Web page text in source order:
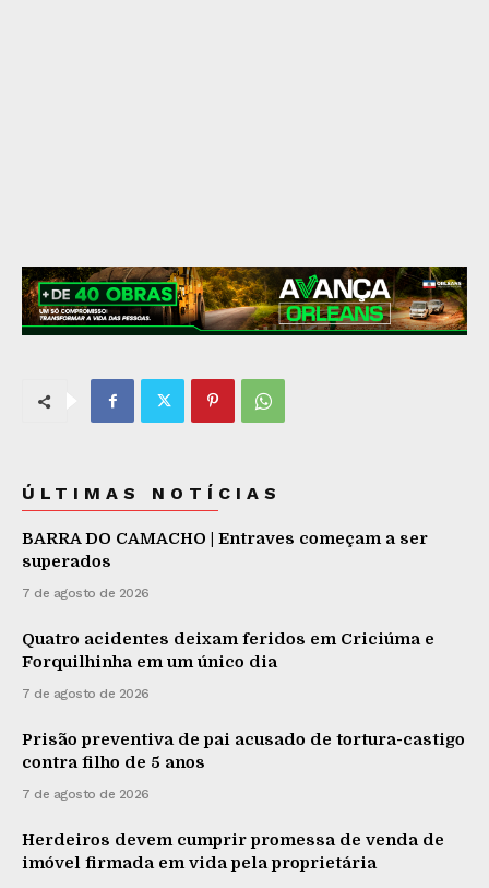
ÚLTIMAS NOTÍCIAS
BARRA DO CAMACHO | Entraves começam a ser
superados
7 de agosto de 2026
Quatro acidentes deixam feridos em Criciúma e
Forquilhinha em um único dia
7 de agosto de 2026
Prisão preventiva de pai acusado de tortura-castigo
contra filho de 5 anos
7 de agosto de 2026
Herdeiros devem cumprir promessa de venda de
imóvel firmada em vida pela proprietária